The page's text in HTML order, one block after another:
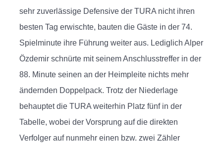
sehr zuverlässige Defensive der TURA nicht ihren
besten Tag erwischte, bauten die Gäste in der 74.
Spielminute ihre Führung weiter aus. Lediglich Alper
Özdemir schnürte mit seinem Anschlusstreffer in der
88. Minute seinen an der Heimpleite nichts mehr
ändernden Doppelpack. Trotz der Niederlage
behauptet die TURA weiterhin Platz fünf in der
Tabelle, wobei der Vorsprung auf die direkten
Verfolger auf nunmehr einen bzw. zwei Zähler